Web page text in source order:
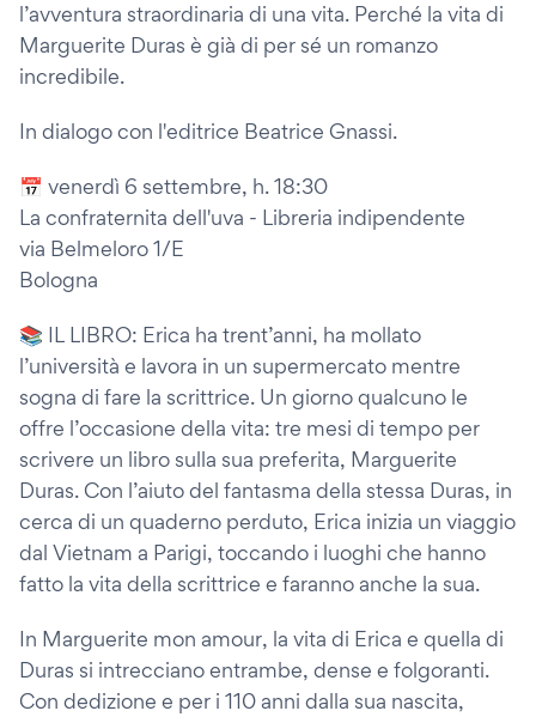
l’avventura straordinaria di una vita. Perché la vita di
Marguerite Duras è già di per sé un romanzo
incredibile.
In dialogo con l'editrice Beatrice Gnassi.
📅 venerdì 6 settembre, h. 18:30
La confraternita dell'uva - Libreria indipendente
via Belmeloro 1/E
Bologna
📚 IL LIBRO: Erica ha trent’anni, ha mollato
l’università e lavora in un supermercato mentre
sogna di fare la scrittrice. Un giorno qualcuno le
offre l’occasione della vita: tre mesi di tempo per
scrivere un libro sulla sua preferita, Marguerite
Duras. Con l’aiuto del fantasma della stessa Duras, in
cerca di un quaderno perduto, Erica inizia un viaggio
dal Vietnam a Parigi, toccando i luoghi che hanno
fatto la vita della scrittrice e faranno anche la sua.
In Marguerite mon amour, la vita di Erica e quella di
Duras si intrecciano entrambe, dense e folgoranti.
Con dedizione e per i 110 anni dalla sua nascita,